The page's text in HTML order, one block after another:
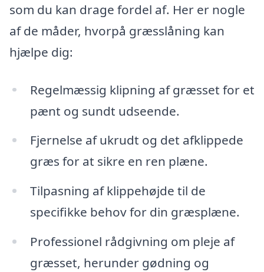
som du kan drage fordel af. Her er nogle
af de måder, hvorpå græsslåning kan
hjælpe dig:
Regelmæssig klipning af græsset for et
pænt og sundt udseende.
Fjernelse af ukrudt og det afklippede
græs for at sikre en ren plæne.
Tilpasning af klippehøjde til de
specifikke behov for din græsplæne.
Professionel rådgivning om pleje af
græsset, herunder gødning og